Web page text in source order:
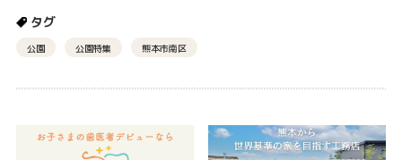
タグ
公園 公園特集 熊本市南区